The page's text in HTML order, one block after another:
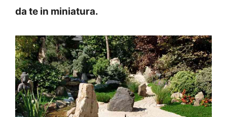
da te in miniatura.